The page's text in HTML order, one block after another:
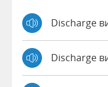
Discharge
Discharge